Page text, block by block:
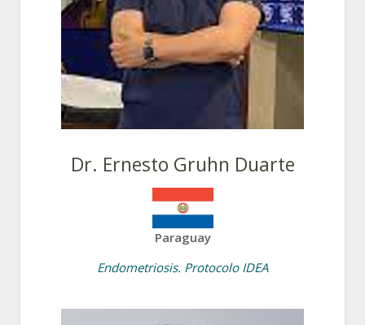
Dr. Ernesto Gruhn Duarte
Paraguay
Endometriosis. Protocolo IDEA